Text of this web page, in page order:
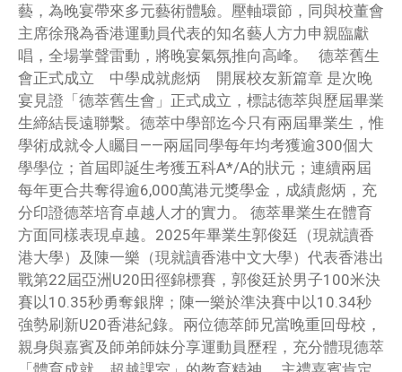
藝，為晚宴帶來多元藝術體驗。壓軸環節，同與校董會
主席徐飛為香港運動員代表的知名藝人方力申親臨獻
唱，全場掌聲雷動，將晚宴氣氛推向高峰。 德萃舊生
會正式成立 中學成就彪炳 開展校友新篇章 是次晚
宴見證「德萃舊生會」正式成立，標誌德萃與歷屆畢業
生締結長遠聯繫。德萃中學部迄今只有兩屆畢業生，惟
學術成就令人矚目——兩屆同學每年均考獲逾300個大
學學位；首屆即誕生考獲五科A*/A的狀元；連續兩屆
每年更合共奪得逾6,000萬港元獎學金，成績彪炳，充
分印證德萃培育卓越人才的實力。 德萃畢業生在體育
方面同樣表現卓越。2025年畢業生郭俊廷（現就讀香
港大學）及陳一樂（現就讀香港中文大學）代表香港出
戰第22屆亞洲U20田徑錦標賽，郭俊廷於男子100米決
賽以10.35秒勇奪銀牌；陳一樂於準決賽中以10.34秒
強勢刷新U20香港紀錄。兩位德萃師兄當晚重回母校，
親身與嘉賓及師弟師妹分享運動員歷程，充分體現德萃